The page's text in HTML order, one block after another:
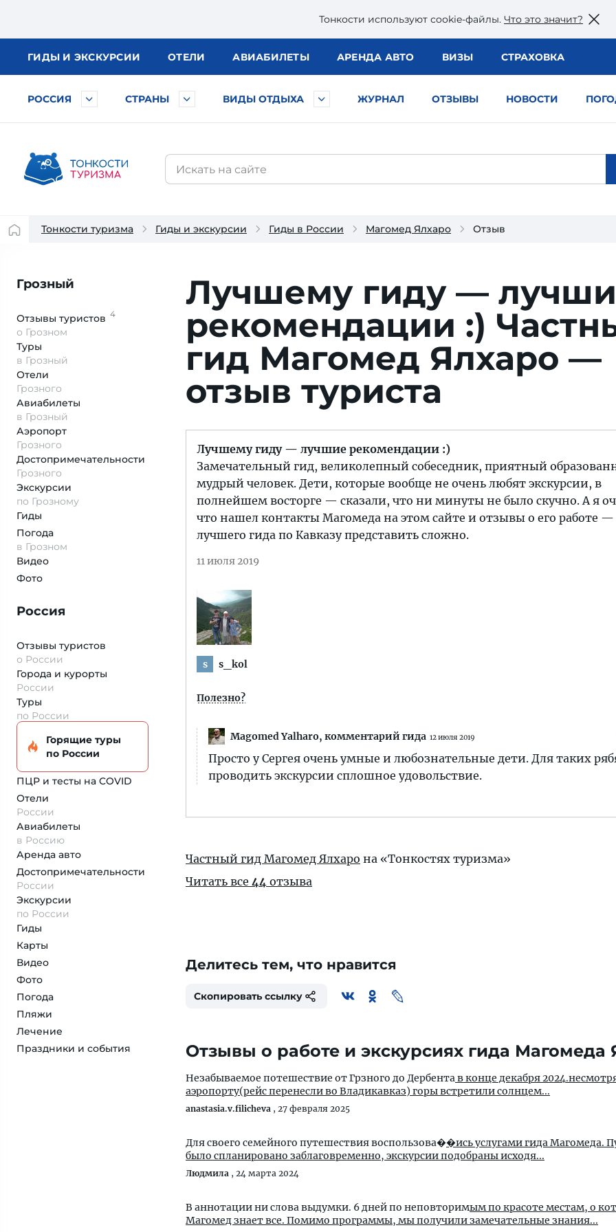
Тонкости используют сookie-файлы. Что это значит?
ГИДЫ И ЭКСКУРСИИ ОТЕЛИ АВИАБИЛЕТЫ АРЕНДА АВТО ВИЗЫ СТРАХОВКА
РОССИЯ СТРАНЫ ВИДЫ ОТДЫХА ЖУРНАЛ ОТЗЫВЫ НОВОСТИ
Тонкости туризма Гиды и экскурсии Гиды в России Магомед Ялхаро Отзыв
Грозный
Отзывы туристов 4
о Грозном
Туры
в Грозный
Отели
Грозного
Авиабилеты
в Грозный
Аэропорт
Грозного
Достопримеча­тельности
Грозного
Экскурсии
по Грозному
Гиды
Погода
в Грозном
Видео
Фото
Россия
Отзывы туристов
о России
Города и курорты
России
Туры
по России
Горящие туры
по России
ПЦР и тесты на COVID
Отели
России
Авиабилеты
в Россию
Аренда авто
Достопримеча­тельности
России
Экскурсии
по России
Гиды
Карты
Видео
Фото
Погода
Пляжи
Лечение
Праздники и события
Лучшему гиду —
рекомендации :)
гид Магомед Ялхаро —
отзыв туриста
Лучшему гиду — лучшие рекомендации :)
Замечательный гид, великолепный собеседник, приятный
мудрый человек. Дети, которые вообще не очень любят экскурсии, в
полнейшем восторге — сказали, что ни минуты не было скучно. А я
что нашел контакты Магомеда на этом сайте и отзывы о его работе —
лучшего гида по Кавказу представить сложно.
11 июля 2019
s s_kol
Полезно?
Magomed Yalharo, комментарий гида 12 июля 2019
Просто у Сергея очень умные и любознательные дети. Для таких
проводить экскурсии сплошное удовольствие.
Частный гид Магомед Ялхаро на «Тонкостях туризма»
Читать все 44 отзыва
Делитесь тем, что нравится
Скопировать ссылку
Отзывы о работе и экскурсиях гида Магомеда
Незабываемое потешествие от Грзного до Дербентав конце декабря
аэропорту(рейс перенесли во Владикавказ) горы встретили солнцем...
anastasia.v.filicheva , 27 февраля 2025
Для своего семейного путешествия воспользова��ись услугами гида Магомеда.
было спланировано заблаговременно, экскурсии подобраны исходя...
Людмила , 24 марта 2024
В аннотации ни слова выдумки. 6 дней по неповторимым по красоте местам, о
Магомед знает все. Помимо программы, мы получили замечательные знания...